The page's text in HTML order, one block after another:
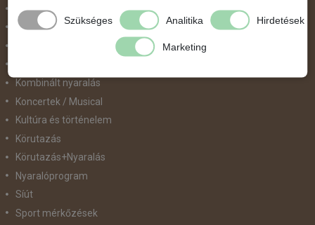
Golfút
Gyalogtúra
Kombinált nyaralás
Koncertek / Musical
Kultúra és történelem
Körutazás
Körutazás+Nyaralás
Nyaralóprogram
Síút
Sport mérkőzések
Szükséges Analitika Hirdetések
Marketing